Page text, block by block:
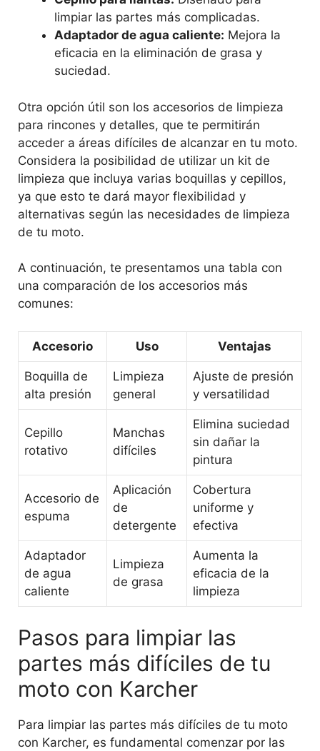
limpiar las partes más complicadas.
Adaptador de agua caliente: Mejora la
eficacia en la eliminación de grasa y
suciedad.
Otra opción útil son los accesorios de limpieza
para rincones y detalles, que te permitirán
acceder a áreas difíciles de alcanzar en tu moto.
Considera la posibilidad de utilizar un kit de
limpieza que incluya varias boquillas y cepillos,
ya que esto te dará mayor flexibilidad y
alternativas según las necesidades de limpieza
de tu moto.
A continuación, te presentamos una tabla con
una comparación de los accesorios más
comunes:
Accesorio Uso Ventajas
Boquilla de
alta presión
Limpieza
general
Ajuste de presión
y versatilidad
Cepillo
rotativo
Manchas
difíciles
Elimina suciedad
sin dañar la
pintura
Accesorio de
espuma
Aplicación
de
detergente
Cobertura
uniforme y
efectiva
Adaptador
de agua
caliente
Limpieza
de grasa
Aumenta la
eficacia de la
limpieza
Pasos para limpiar las
partes más difíciles de tu
moto con Karcher
Para limpiar las partes más difíciles de tu moto
con Karcher, es fundamental comenzar por las